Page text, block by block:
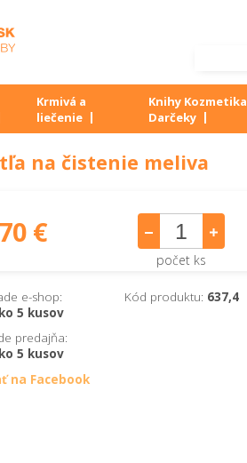
Krmivá a
liečenie
Knihy Kozmetika
Darčeky
na čistenie meliva
€
počet ks
e-shop:
5 kusov
predajňa:
5 kusov
Kód produktu: 637,4
na Facebook